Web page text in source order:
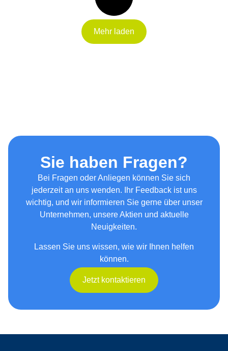
Mehr laden
Sie haben Fragen?
Bei Fragen oder Anliegen können Sie sich
jederzeit an uns wenden. Ihr Feedback ist uns
wichtig, und wir informieren Sie gerne über unser
Unternehmen, unsere Aktien und aktuelle
Neuigkeiten.
Lassen Sie uns wissen, wie wir Ihnen helfen
können.
Jetzt kontaktieren